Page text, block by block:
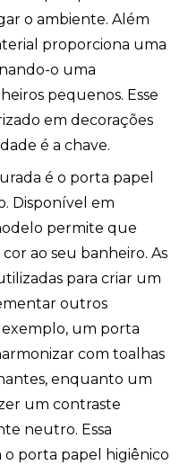
o ambiente. Além
proporciona uma
o uma
pequenos. Esse
em decorações
é a chave.
é o porta papel
Disponível em
permite que
ao seu banheiro. As
para criar um
outros
um porta
com toalhas
enquanto um
um contraste
neutro. Essa
porta papel higiênico